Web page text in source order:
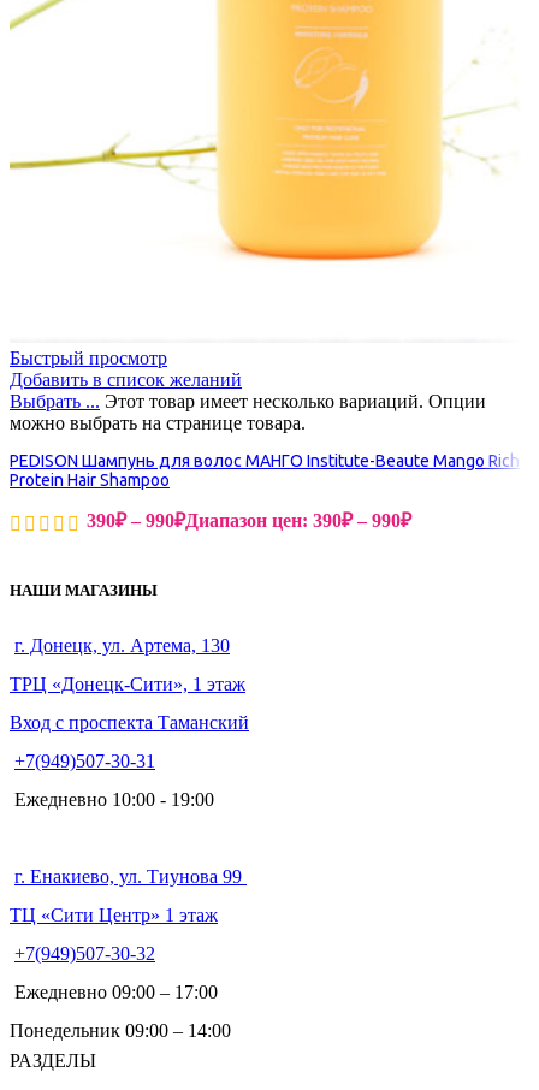
Быстрый просмотр
Добавить в список желаний
Выбрать ... Этот товар имеет несколько вариаций. Опции
можно выбрать на странице товара.
PEDISON Шампунь для волос МАНГО Institute-Beaute Mango Rich
Protein Hair Shampoo
390₽ – 990₽Диапазон цен: 390₽ – 990₽
НАШИ МАГАЗИНЫ
г. Донецк, ул. Артема, 130
ТРЦ «Донецк-Сити», 1 этаж
Вход с проспекта Таманский
+7(949)507-30-31
Ежедневно 10:00 - 19:00
г. Енакиево, ул. Тиунова 99
ТЦ «Сити Центр» 1 этаж
+7(949)507-30-32
Ежедневно 09:00 – 17:00
Понедельник 09:00 – 14:00
РАЗДЕЛЫ